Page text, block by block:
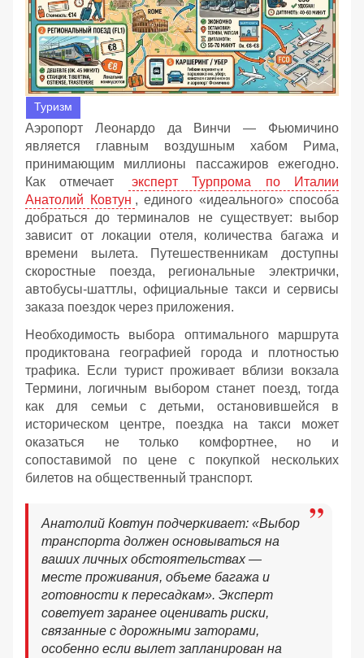
Туризм
Аэропорт Леонардо да Винчи — Фьюмичино
является главным воздушным хабом Рима,
принимающим миллионы пассажиров ежегодно.
Как отмечает
эксперт Турпрома по Италии
Анатолий Ковтун , единого «идеального» способа
добраться до терминалов не существует: выбор
зависит от локации отеля, количества багажа и
времени вылета. Путешественникам доступны
скоростные поезда, региональные электрички,
автобусы-шаттлы, официальные такси и сервисы
заказа поездок через приложения.
Необходимость выбора оптимального маршрута
продиктована географией города и плотностью
трафика. Если турист проживает вблизи вокзала
Термини, логичным выбором станет поезд, тогда
как для семьи с детьми, остановившейся в
историческом центре, поездка на такси может
оказаться не только комфортнее, но и
сопоставимой по цене с покупкой нескольких
билетов на общественный транспорт.
Анатолий Ковтун подчеркивает: «Выбор
транспорта должен основываться на
ваших личных обстоятельствах —
месте проживания, объеме багажа и
готовности к пересадкам». Эксперт
советует заранее оценивать риски,
связанные с дорожными заторами,
особенно если вылет запланирован на